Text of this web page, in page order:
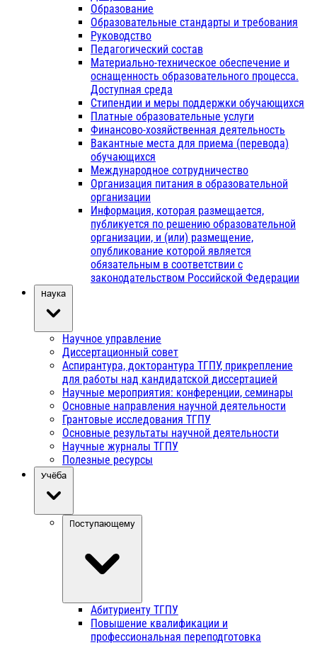
Образование
Образовательные стандарты и требования
Руководство
Педагогический состав
Материально-техническое обеспечение и
оснащенность образовательного процесса.
Доступная среда
Стипендии и меры поддержки обучающихся
Платные образовательные услуги
Финансово-хозяйственная деятельность
Вакантные места для приема (перевода)
обучающихся
Международное сотрудничество
Организация питания в образовательной
организации
Информация, которая размещается,
публикуется по решению образовательной
организации, и (или) размещение,
опубликование которой является
обязательным в соответствии с
законодательством Российской Федерации
Наука
Научное управление
Диссертационный совет
Аспирантура, докторантура ТГПУ, прикрепление
для работы над кандидатской диссертацией
Научные мероприятия: конференции, семинары
Основные направления научной деятельности
Грантовые исследования ТГПУ
Основные результаты научной деятельности
Научные журналы ТГПУ
Полезные ресурсы
Учёба
Поступающему
Абитуриенту ТГПУ
Повышение квалификации и
профессиональная переподготовка